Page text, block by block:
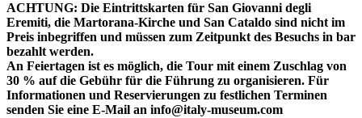
ACHTUNG: Die Eintrittskarten für San Giovanni degli
Eremiti, die Martorana-Kirche und San Cataldo sind nicht im
Preis inbegriffen und müssen zum Zeitpunkt des Besuchs in bar
bezahlt werden.
An Feiertagen ist es möglich, die Tour mit einem Zuschlag von
30 % auf die Gebühr für die Führung zu organisieren. Für
Informationen und Reservierungen zu festlichen Terminen
senden Sie eine E-Mail an info@italy-museum.com